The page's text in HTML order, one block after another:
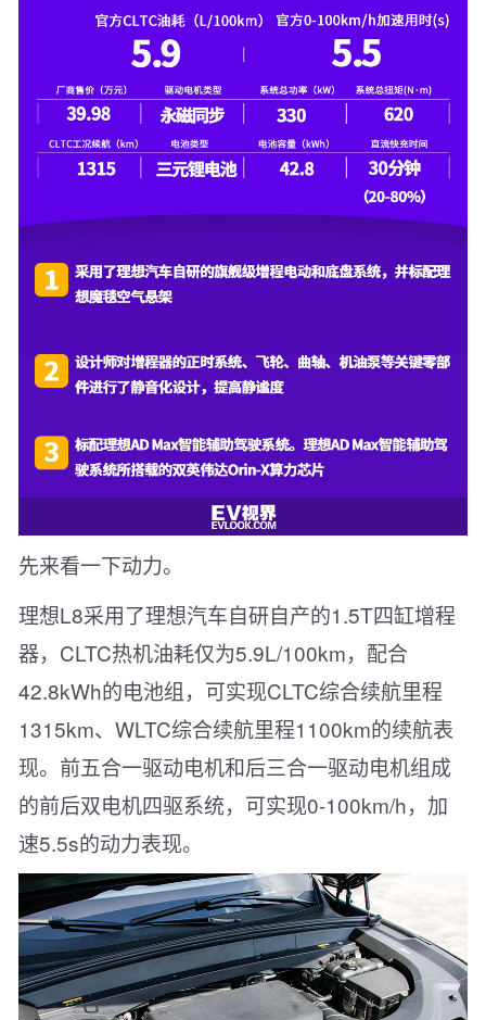
先来看一下动力。
理想L8采用了理想汽车自研自产的1.5T四缸增程
器，CLTC热机油耗仅为5.9L/100km，配合
42.8kWh的电池组，可实现CLTC综合续航里程
1315km、WLTC综合续航里程1100km的续航表
现。前五合一驱动电机和后三合一驱动电机组成
的前后双电机四驱系统，可实现0-100km/h，加
速5.5s的动力表现。